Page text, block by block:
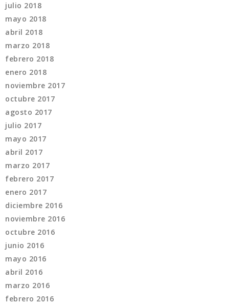
julio 2018
mayo 2018
abril 2018
marzo 2018
febrero 2018
enero 2018
noviembre 2017
octubre 2017
agosto 2017
julio 2017
mayo 2017
abril 2017
marzo 2017
febrero 2017
enero 2017
diciembre 2016
noviembre 2016
octubre 2016
junio 2016
mayo 2016
abril 2016
marzo 2016
febrero 2016